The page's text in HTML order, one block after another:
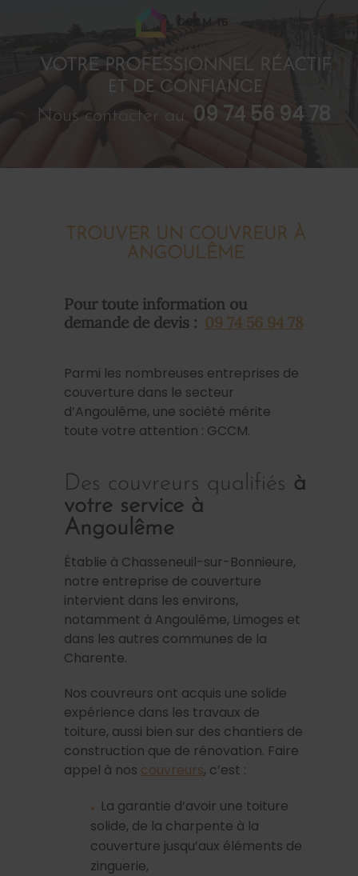
VOTRE PROFESSIONNEL RÉACTIF
ET DE CONFIANCE
Nous contacter au 09 74 56 94 78
TROUVER UN COUVREUR À
ANGOULÊME
Pour toute information ou
demande de devis : 09 74 56 94 78
Parmi les nombreuses entreprises de
couverture dans le secteur
d’Angoulême, une société mérite
toute votre attention : GCCM.
Des couvreurs qualifiés à
votre service à
Angoulême
Établie à Chasseneuil-sur-Bonnieure,
notre entreprise de couverture
intervient dans les environs,
notamment à Angoulême, Limoges et
dans les autres communes de la
Charente.
Nos couvreurs ont acquis une solide
expérience dans les travaux de
toiture, aussi bien sur des chantiers de
construction que de rénovation. Faire
appel à nos couvreurs, c’est :
La garantie d’avoir une toiture
solide, de la charpente à la
couverture jusqu’aux éléments de
zinguerie,